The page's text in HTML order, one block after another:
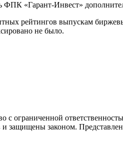
«Гарант-Инвест»
рейтингов выпускам
не было.
с ограниченной
защищены законом.